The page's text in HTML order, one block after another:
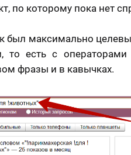
по которому пока нет
был максимально
то есть с
фразы и в кавычках.